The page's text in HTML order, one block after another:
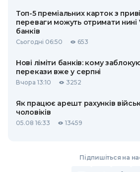
Топ-5 преміальних карток з
переваги можуть отримати нині
банків
Сьогодні 06:50 653
Нові ліміти банків: кому
перекази вже у серпні
Вчора 13:10 3252
Як працює арешт рахунків
чоловіків
05.08 16:33 13459
Підпишіться на